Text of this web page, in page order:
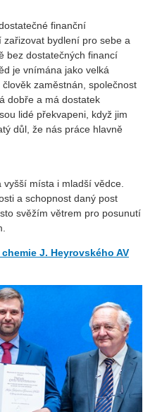
finanční
bydlení pro sebe a
bez dostatečných financí
je vnímána jako velká
zaměstnán, společnost
dobře a má dostatek
lidé překvapeni, když jim
důl, že nás práce hlavně
vyšší místa i mladší vědce.
a schopnost daný post
svěžím větrem pro posunutí
J. Heyrovského AV